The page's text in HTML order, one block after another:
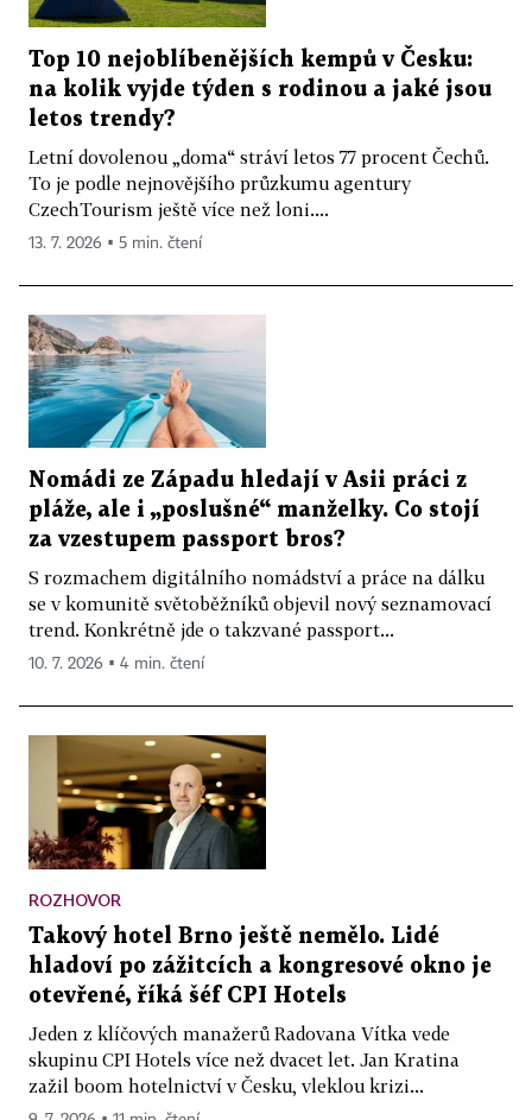
Top 10 nejoblíbenějších kempů v Česku:
na kolik vyjde týden s rodinou a jaké jsou
letos trendy?
Letní dovolenou „doma“ stráví letos 77 procent Čechů.
To je podle nejnovějšího průzkumu agentury
CzechTourism ještě více než loni....
13. 7. 2026 ▪ 5 min. čtení
Nomádi ze Západu hledají v Asii práci z
pláže, ale i „poslušné“ manželky. Co stojí
za vzestupem passport bros?
S rozmachem digitálního nomádství a práce na dálku
se v komunitě světoběžníků objevil nový seznamovací
trend. Konkrétně jde o takzvané passport...
10. 7. 2026 ▪ 4 min. čtení
ROZHOVOR
Takový hotel Brno ještě nemělo. Lidé
hladoví po zážitcích a kongresové okno je
otevřené, říká šéf CPI Hotels
Jeden z klíčových manažerů Radovana Vítka vede
skupinu CPI Hotels více než dvacet let. Jan Kratina
zažil boom hotelnictví v Česku, vleklou krizi...